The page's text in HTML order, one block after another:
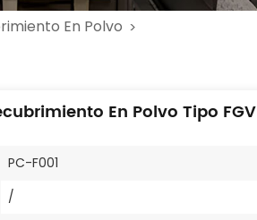
En Polvo >
En Polvo Tipo FGV
PC-F001
/